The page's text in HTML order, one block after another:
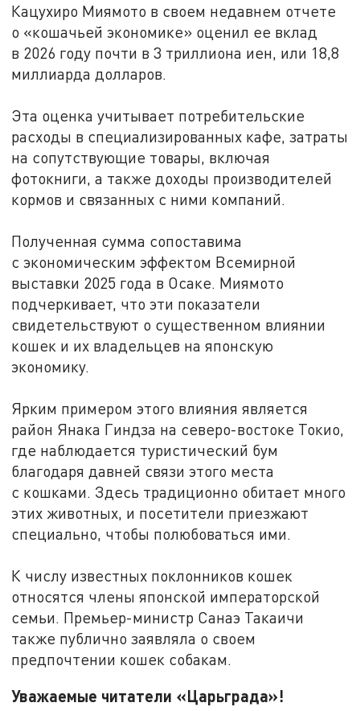
Кацухиро Миямото в своем недавнем отчете
о «кошачьей экономике» оценил ее вклад
в 2026 году почти в 3 триллиона иен, или 18,8
миллиарда долларов.
Эта оценка учитывает потребительские
расходы в специализированных кафе, затраты
на сопутствующие товары, включая
фотокниги, а также доходы производителей
кормов и связанных с ними компаний.
Полученная сумма сопоставима
с экономическим эффектом Всемирной
выставки 2025 года в Осаке. Миямото
подчеркивает, что эти показатели
свидетельствуют о существенном влиянии
кошек и их владельцев на японскую
экономику.
Ярким примером этого влияния является
район Янака Гиндза на северо-востоке Токио,
где наблюдается туристический бум
благодаря давней связи этого места
с кошками. Здесь традиционно обитает много
этих животных, и посетители приезжают
специально, чтобы полюбоваться ими.
К числу известных поклонников кошек
относятся члены японской императорской
семьи. Премьер-министр Санаэ Такаичи
также публично заявляла о своем
предпочтении кошек собакам.
Уважаемые читатели «Царьграда»!